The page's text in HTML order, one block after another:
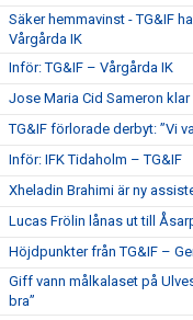
Säker hemmavinst - TG&IF
Vårgårda IK
Inför: TG&IF – Vårgårda IK
Jose Maria Cid Sameron klar
TG&IF förlorade derbyt: ”Vi
Inför: IFK Tidaholm – TG&IF
Xheladin Brahimi är ny
Lucas Frölin lånas ut till
Höjdpunkter från TG&IF –
Giff vann målkalaset på
bra”